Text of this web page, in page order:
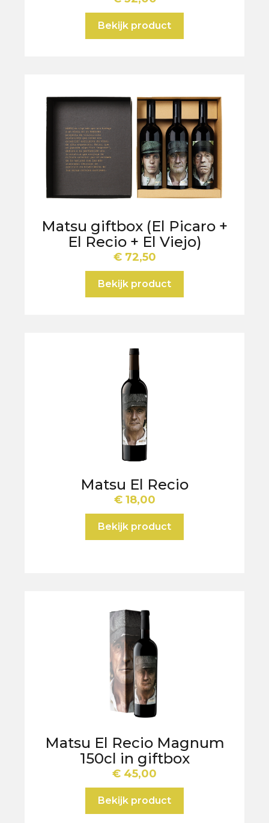
Bekijk product
Matsu giftbox (El Picaro +
El Recio + El Viejo)
€72,50
Bekijk product
Matsu El Recio
€18,00
Bekijk product
Matsu El Recio Magnum
150cl in giftbox
€ 45,00
Bekijk product